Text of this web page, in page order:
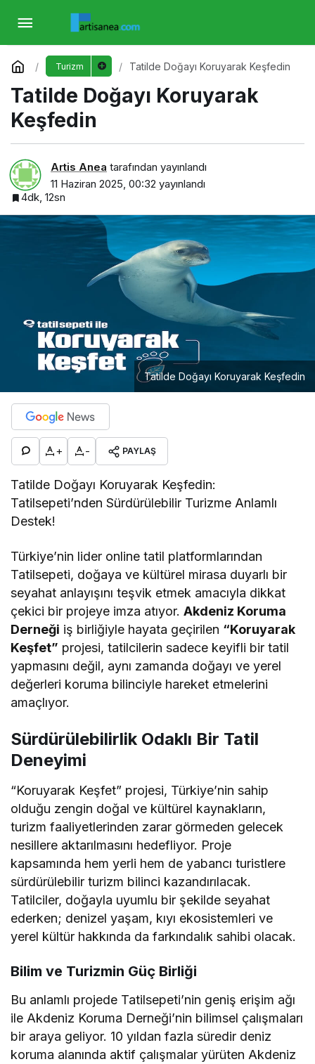
Turizm Tatilde Doğayı Koruyarak Keşfedin
Tatilde Doğayı Koruyarak
Keşfedin
Artis Anea tarafından yayınlandı
11 Haziran 2025, 00:32 yayınlandı
4dk, 12sn
Tatilde Doğayı Koruyarak Keşfedin
+ - PAYLAŞ
Tatilde Doğayı Koruyarak Keşfedin:
Tatilsepeti’nden Sürdürülebilir Turizme Anlamlı
Destek!
Türkiye’nin lider online tatil platformlarından
Tatilsepeti, doğaya ve kültürel mirasa duyarlı bir
seyahat anlayışını teşvik etmek amacıyla dikkat
çekici bir projeye imza atıyor.Akdeniz Koruma
Derneği iş birliğiyle hayata geçirilen “Koruyarak
Keşfet” projesi, tatilcilerin sadece keyifli bir tatil
yapmasını değil, aynı zamanda doğayı ve yerel
değerleri koruma bilinciyle hareket etmelerini
amaçlıyor.
Sürdürülebilirlik Odaklı Bir Tatil
Deneyimi
“Koruyarak Keşfet” projesi, Türkiye’nin sahip
olduğu zengin doğal ve kültürel kaynakların,
turizm faaliyetlerinden zarar görmeden gelecek
nesillere aktarılmasını hedefliyor. Proje
kapsamında hem yerli hem de yabancı turistlere
sürdürülebilir turizm bilinci kazandırılacak.
Tatilciler, doğayla uyumlu bir şekilde seyahat
ederken; denizel yaşam, kıyı ekosistemleri ve
yerel kültür hakkında da farkındalık sahibi olacak.
Bilim ve Turizmin Güç Birliği
Bu anlamlı projede Tatilsepeti’nin geniş erişim ağı
ile Akdeniz Koruma Derneği’nin bilimsel çalışmaları
bir araya geliyor. 10 yıldan fazla süredir deniz
koruma alanında aktif çalışmalar yürüten Akdeniz
Tatilde Doğayı Koruyarak Keşfedin
Yorum Yap